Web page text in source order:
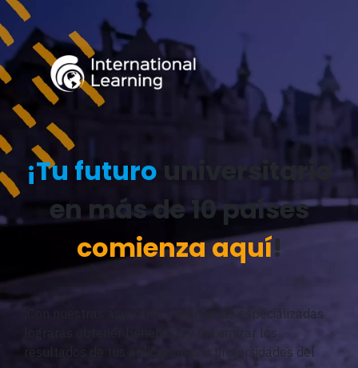
¡Tu futuro universitario
en más de 10 países
comienza aquí!
¡Con nuestras asesorías y mentorías especializadas
lograrás obtener beneficios y maximizar los
resultados de tus aplicaciones a universidades del